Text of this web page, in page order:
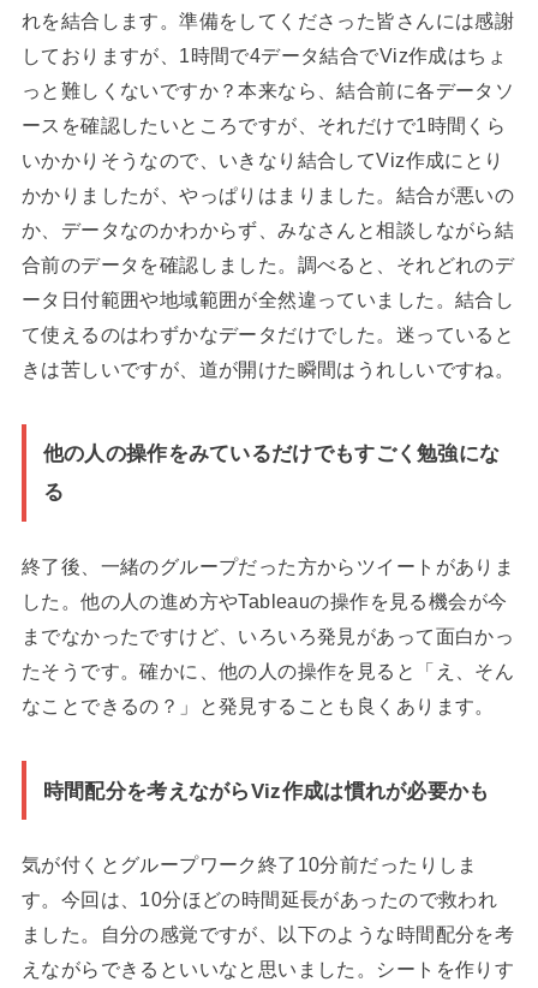
れを結合します。準備をしてくださった皆さんには感謝
しておりますが、1時間で4データ結合でViz作成はちょ
っと難しくないですか？本来なら、結合前に各データソ
ースを確認したいところですが、それだけで1時間くら
いかかりそうなので、いきなり結合してViz作成にとり
かかりましたが、やっぱりはまりました。結合が悪いの
か、データなのかわからず、みなさんと相談しながら結
合前のデータを確認しました。調べると、それどれのデ
ータ日付範囲や地域範囲が全然違っていました。結合し
て使えるのはわずかなデータだけでした。迷っていると
きは苦しいですが、道が開けた瞬間はうれしいですね。
他の人の操作をみているだけでもすごく勉強にな
る
終了後、一緒のグループだった方からツイートがありま
した。他の人の進め方やTableauの操作を見る機会が今
までなかったですけど、いろいろ発見があって面白かっ
たそうです。確かに、他の人の操作を見ると「え、そん
なことできるの？」と発見することも良くあります。
時間配分を考えながらViz作成は慣れが必要かも
気が付くとグループワーク終了10分前だったりしま
す。今回は、10分ほどの時間延長があったので救われ
ました。自分の感覚ですが、以下のような時間配分を考
えながらできるといいなと思いました。シートを作りす